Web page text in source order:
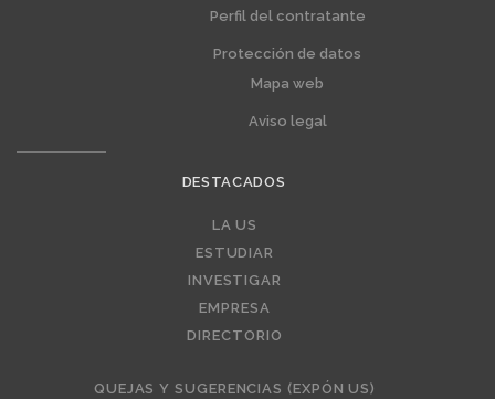
Perfil del contratante
Protección de datos
Mapa web
Aviso legal
DESTACADOS
LA US
ESTUDIAR
INVESTIGAR
EMPRESA
DIRECTORIO
QUEJAS Y SUGERENCIAS (EXPÓN US)